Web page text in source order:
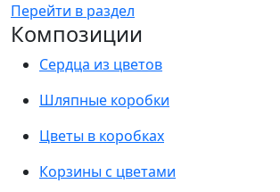
Перейти в раздел
Композиции
Сердца из цветов
Шляпные коробки
Цветы в коробках
Корзины с цветами